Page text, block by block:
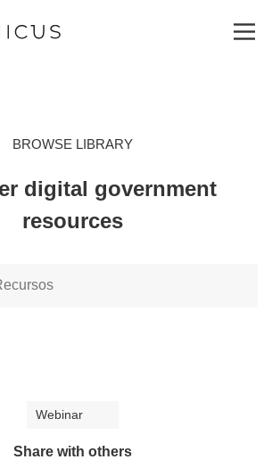
BROWSE LIBRARY
digital government
resources
Webinar
Share with others